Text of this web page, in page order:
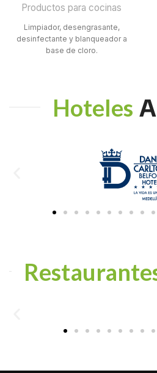
Productos para cocinas
Limpiador, desengrasante,
desinfectante y blanqueador a
base de cloro.
Hoteles